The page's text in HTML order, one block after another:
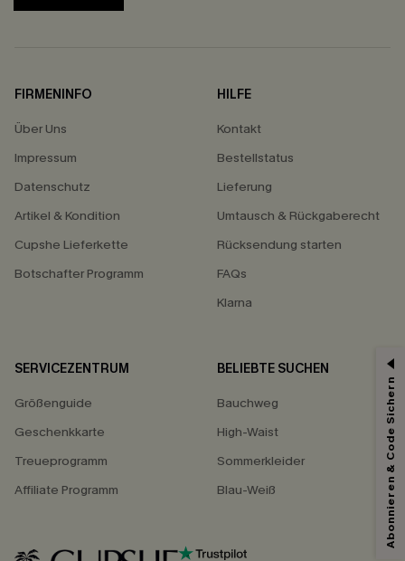
FIRMENINFO
Über Uns
Impressum
Datenschutz
Artikel & Kondition
Cupshe Lieferkette
Botschafter Programm
HILFE
Kontakt
Bestellstatus
Lieferung
Umtausch & Rückgaberecht
Rücksendung starten
FAQs
Klarna
SERVICEZENTRUM
Größenguide
Geschenkkarte
Treueprogramm
Affiliate Programm
BELIEBTE SUCHEN
Bauchweg
High-Waist
Sommerkleider
Blau-Weiß
15% ERHALTEN
15% ohne MBW für E-Mail-Abonnenten.
*Ein Code pro Bestellung. Jeder Code ist einmal gültig.
undDatenschutzbestimmungen. Sie können sich jederzeit abmelden.
Abonnieren & Code Sichern